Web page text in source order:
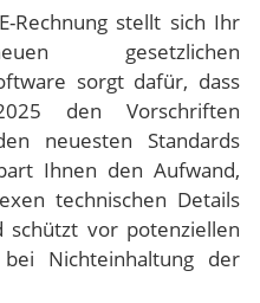
Rechnung stellt sich Ihr
gesetzlichen
sorgt dafür, dass
den Vorschriften
neuesten Standards
Ihnen den Aufwand,
technischen Details
vor potenziellen
Nichteinhaltung der